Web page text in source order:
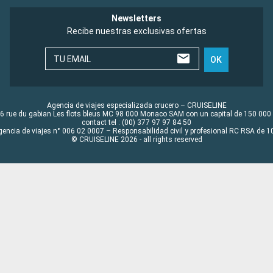
Newsletters
Recibe nuestras exclusivas ofertas
TU EMAIL OK
Agencia de viajes especializada crucero – CRUISELINE
rue du gabian Les flots bleus MC 98 000 Monaco SAM con un capital de 150 000
contact tel : (00) 377 97 97 84 50
de viajes n° 006 02 0007 – Responsabilidad civil y profesional RC RSA de
© CRUISELINE 2026 - all rights reserved